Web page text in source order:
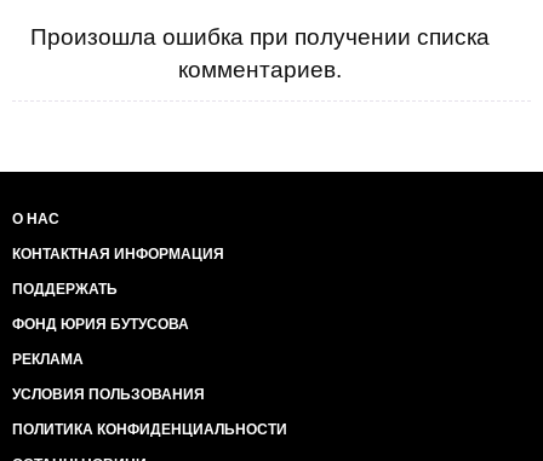
Произошла ошибка при получении списка
комментариев.
О НАС
КОНТАКТНАЯ ИНФОРМАЦИЯ
ПОДДЕРЖАТЬ
ФОНД ЮРИЯ БУТУСОВА
РЕКЛАМА
УСЛОВИЯ ПОЛЬЗОВАНИЯ
ПОЛИТИКА КОНФИДЕНЦИАЛЬНОСТИ